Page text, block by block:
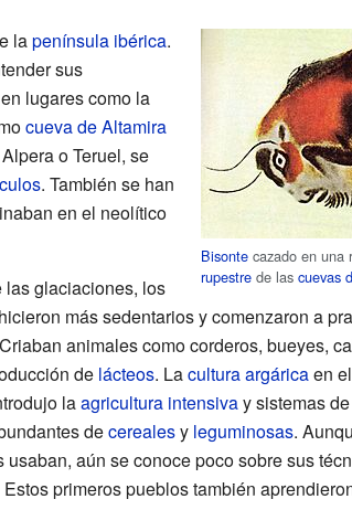
Bisonte cazado en una
rupestre de lascuevas
lapenínsula ibérica.
sus
lugares como la
cueva de Altamira
o Teruel, se
. También se han
en el neolítico
las glaciaciones, los
más sedentarios y comenzaron a
animales como corderos, bueyes,
de lácteos. Lacultura argáricaen
laagricultura intensivay sistemas
decerealesy leguminosas.
usaban, aún se conoce poco sobre sus
primeros pueblos también